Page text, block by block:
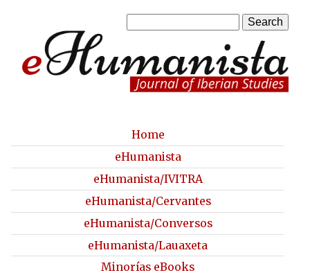
to
main
content
M
a
i
Home
eHumanista
eHumanista/IVITRA
eHumanista/Cervantes
eHumanista/Conversos
eHumanista/Lauaxeta
Minorías eBooks
e
a
c
h
f
o
r
m
a
r